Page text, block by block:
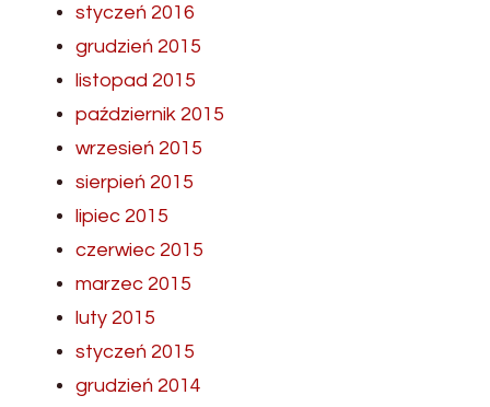
styczeń 2016
grudzień 2015
listopad 2015
październik 2015
wrzesień 2015
sierpień 2015
lipiec 2015
czerwiec 2015
marzec 2015
luty 2015
styczeń 2015
grudzień 2014